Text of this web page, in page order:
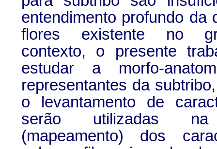
entendimento profundo da
flores existente no
contexto, o presente
estudar a morfo-
representantes da
o levantamento de
serão utilizadas na
(mapeamento) dos